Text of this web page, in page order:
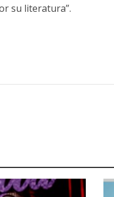
su literatura”.